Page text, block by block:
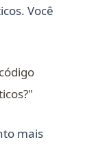
Você
mais